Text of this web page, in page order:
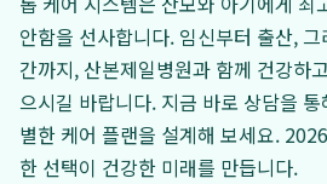
안함을 선사합니다. 임신부터 출산,
간까지, 산본제일병원과 함께 건강하
으시길 바랍니다. 지금 바로 상담을
별한 케어 플랜을 설계해 보세요.
한 선택이 건강한 미래를 만듭니다.